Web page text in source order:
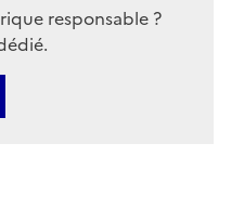
responsable ?